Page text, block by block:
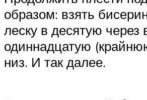
образом: взять
леску в десятую через
одиннадцатую
низ. И так далее.